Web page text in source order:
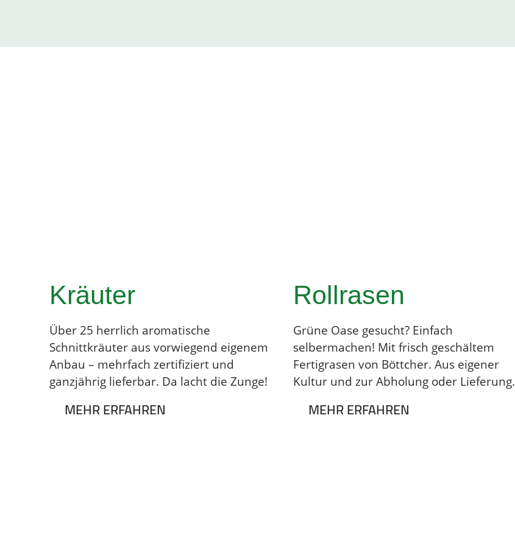
Kräuter
Über 25 herrlich aromatische
Schnittkräuter aus vorwiegend eigenem
Anbau – mehrfach zertifiziert und
ganzjährig lieferbar. Da lacht die Zunge!
MEHR ERFAHREN
Rollrasen
Grüne Oase gesucht? Einfach
selbermachen! Mit frisch geschältem
Fertigrasen von Böttcher. Aus eigener
Kultur und zur Abholung oder Lieferung.
MEHR ERFAHREN